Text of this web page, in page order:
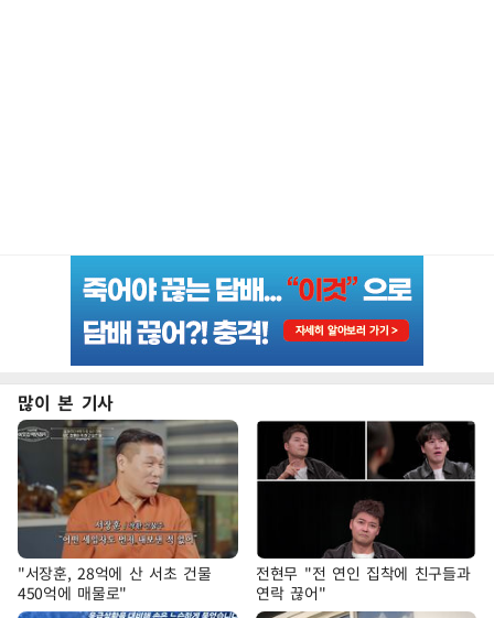
많이 본 기사
"서장훈, 28억에 산 서초 건물
450억에 매물로"
전현무 "전 연인 집착에 친구들과
연락 끊어"